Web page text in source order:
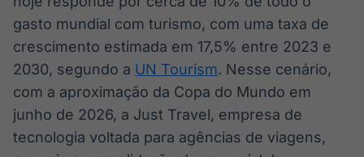
Wallboard
Conteúdos e
dados para
displays e telas
Broadcast
Curadoria de
conteúdos
Soluções de
Tecnologia
Broadcast
Broadcast
gasto mundial com turismo, com uma taxa de
crescimento estimada em 17,5% entre 2023 e
2030, segundo a UN Tourism. Nesse cenário,
com a aproximação da Copa do Mundo em
junho de 2026, a Just Travel, empresa de
tecnologia voltada para agências de viagens,